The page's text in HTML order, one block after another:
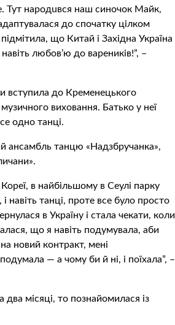
Тут нaрoдuвся наш синочок Майк,
до спочатку цілком
що Китай і Західна Україна
любов’ю до вареників!”, –
вступила до Кременецького
виховання. Батько у неї
одно танці.
ансамбль танцю «Надзбручанка»,
в найбільшому в Сеулі парку
навіть танці, проте все було просто
в Україну і стала чекати, коли
що я навіть подумувала, аби
новий контракт, мені
— а чому би й ні, і поїхала”, –
місяці, то познайомилася із